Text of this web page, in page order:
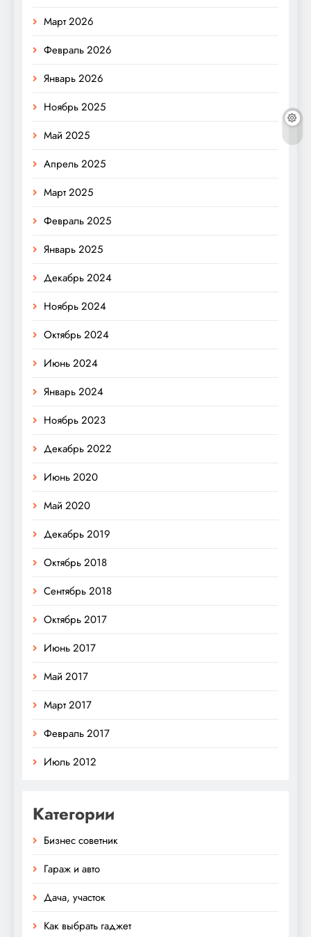
Март 2026
Февраль 2026
Январь 2026
Ноябрь 2025
Май 2025
Апрель 2025
Март 2025
Февраль 2025
Январь 2025
Декабрь 2024
Ноябрь 2024
Октябрь 2024
Июнь 2024
Январь 2024
Ноябрь 2023
Декабрь 2022
Июнь 2020
Май 2020
Декабрь 2019
Октябрь 2018
Сентябрь 2018
Октябрь 2017
Июнь 2017
Май 2017
Март 2017
Февраль 2017
Июль 2012
Категории
Бизнес советник
Гараж и авто
Дача, участок
Как выбрать гаджет